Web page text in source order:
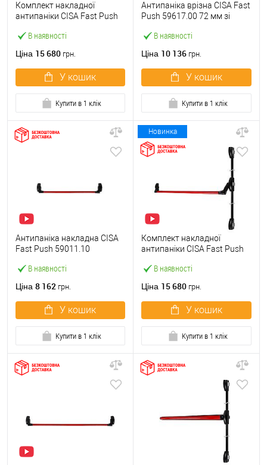
В наявності
Комплект накладної
антипаніки CISA Fast Push
точковий вверх-вниз
Ціна 15 680 грн.
У кошик
Купити в 1 клік
В наявності
Антипаніка врізна CISA Fast
Push 59617.00 72 мм зі
Ціна 10 136 грн.
У кошик
Купити в 1 клік
В наявності
Антипаніка накладна CISA
Fast Push 59011.10
штангою 900 мм червона
Ціна 8 162 грн.
У кошик
Купити в 1 клік
Новинка
В наявності
Комплект накладної
антипаніки CISA Fast Push
точковий вбік червона
Ціна 15 680 грн.
У кошик
Купити в 1 клік